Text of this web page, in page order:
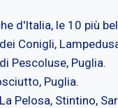
d'Italia, le 10 più
Conigli,
Pescoluse, Puglia.
Puglia.
Pelosa, Stintino,